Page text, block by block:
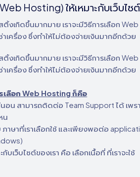
Hosting) ให้เหมาะกับเว็บไ
งเกิดขึ้นมากมาย เราจะมีวิธีการเลือก
เครื่อง ซึ่งทำให้ไม่ต้องจ่ายเงินมากอีกด้วย
งเกิดขึ้นมากมาย เราจะมีวิธีการเลือก
เครื่อง ซึ่งทำให้ไม่ต้องจ่ายเงินมากอีกด้วย
เลือก Web Hosting ก็คือ
น สามารถติดต่อ Team Support ได้ เพ
น
าษาที่เราเลือกใช้ และเพียงพอต่อ
บเว็บไซต์ของเรา คือ เลือกเนื้อที่ ที่เราจะใช้